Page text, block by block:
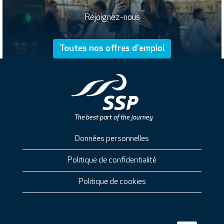
Rejoignez-nous
Toutes nos offres d'emploi
Données personnelles
Politique de confidentialité
Politique de cookies